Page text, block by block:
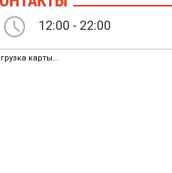
12:00 - 22:00
карты...